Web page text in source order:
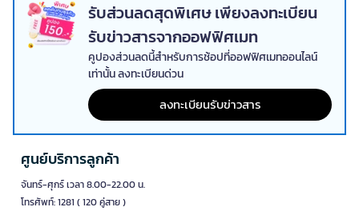
รับส่วนลดสุดพิเศษ เพียงลงทะเบียน
รับข่าวสารจากออฟฟิศเมท
คูปองส่วนลดนี้สำหรับการช้อปที่ออฟฟิศเมทออนไลน์
เท่านั้น ลงทะเบียนด่วน
ลงทะเบียนรับข่าวสาร
ศูนย์บริการลูกค้า
จันทร์-ศุกร์ เวลา 8.00-22.00 น.
โทรศัพท์: 1281 ( 120 คู่สาย )